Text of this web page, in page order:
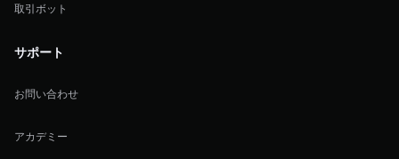
取引ボット
サポート
お問い合わせ
アカデミー